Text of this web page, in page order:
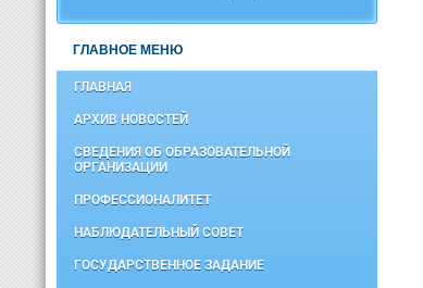
ГЛАВНОЕ МЕНЮ
ГЛАВНАЯ
АРХИВ НОВОСТЕЙ
СВЕДЕНИЯ ОБ ОБРАЗОВАТЕЛЬНОЙ
ОРГАНИЗАЦИИ
ПРОФЕССИОНАЛИТЕТ
НАБЛЮДАТЕЛЬНЫЙ СОВЕТ
ГОСУДАРСТВЕННОЕ ЗАДАНИЕ